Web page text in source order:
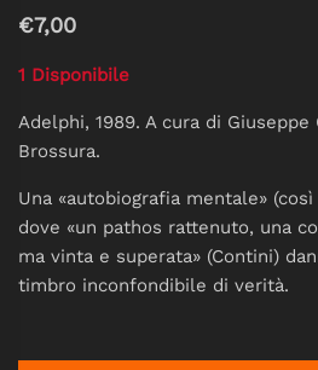
€7,00
1 Disponibile
Adelphi, 1989. A cura di Giuseppe
Brossura.
Una «autobiografia mentale»
dove «un pathos rattenuto, una
ma vinta e superata» (Contini)
timbro inconfondibile di verità.